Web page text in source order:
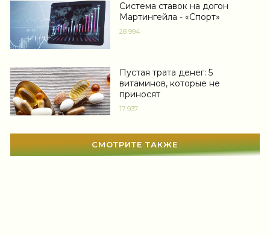
Мода (1373)
Свадьба
Сонник (3381)
Увлечения
Система ставок на догон
Мартингейла - «Спорт»
28 994
Пустая трата денег: 5
витаминов, которые не
приносят
17 937
СМОТРИТЕ ТАКЖЕ